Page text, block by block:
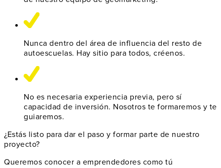
Nunca dentro del área de influencia del resto de
autoescuelas. Hay sitio para todos, créenos.
No es necesaria experiencia previa, pero sí
capacidad de inversión. Nosotros te formaremos y te
guiaremos.
¿Estás listo para dar el paso y formar parte de nuestro
proyecto?
Queremos conocer a emprendedores como tú